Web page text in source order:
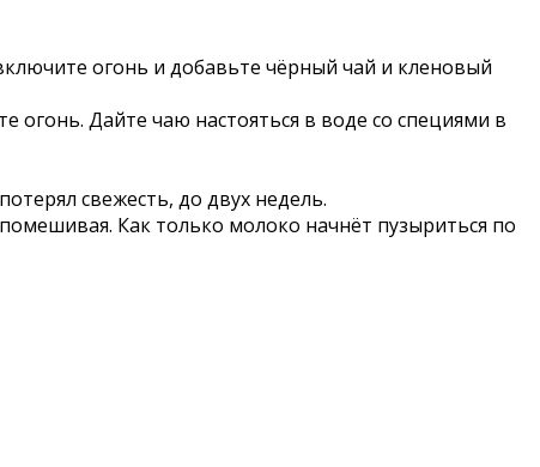
огонь и добавьте чёрный чай и кленовый
огонь. Дайте чаю настояться в воде со специями в
свежесть, до двух недель.
Как только молоко начнёт пузыриться по